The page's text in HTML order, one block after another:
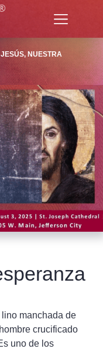
JESÚS, NUESTRA
manchada de
crucificado
uno de los